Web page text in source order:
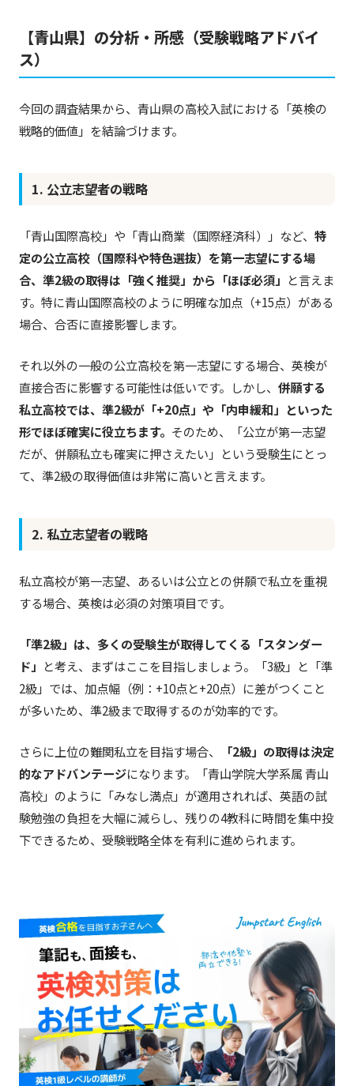
【青山県】の分析・所感（受験戦略アドバイ
ス）
今回の調査結果から、青山県の高校入試における「英検の
戦略的価値」を結論づけます。
1. 公立志望者の戦略
「青山国際高校」や「青山商業（国際経済科）」など、 特
定の公立高校（国際科や特色選抜）を第一志望にする場
合、準2級の取得は「強く推奨」から「ほぼ必須」 と言えま
す。特に青山国際高校のように明確な加点（+15点）がある
場合、合否に直接影響します。
それ以外の一般の公立高校を第一志望にする場合、英検が
直接合否に影響する可能性は低いです。しかし、 併願する
私立高校では、準2級が「+20点」や「内申緩和」といった
形でほぼ確実に役立ちます。 そのため、「公立が第一志望
だが、併願私立も確実に押さえたい」という受験生にとっ
て、準2級の取得価値は非常に高いと言えます。
2. 私立志望者の戦略
私立高校が第一志望、あるいは公立との併願で私立を重視
する場合、英検は必須の対策項目です。
「準2級」は、多くの受験生が取得してくる「スタンダー
ド」 と考え、まずはここを目指しましょう。「3級」と「準
2級」では、加点幅（例：+10点と+20点）に差がつくこと
が多いため、準2級まで取得するのが効率的です。
さらに上位の難関私立を目指す場合、
「2級」の取得は決定
的なアドバンテージになります。「青山学院大学系属 青山
高校」のように「みなし満点」が適用されれば、英語の試
験勉強の負担を大幅に減らし、残りの4教科に時間を集中投
下できるため、受験戦略全体を有利に進められます。